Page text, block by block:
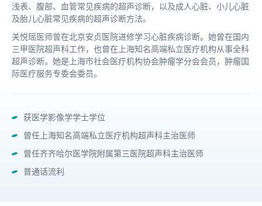
浅表、腹部、血管常见疾病的超声诊断，以及成人心脏、小儿心脏
及胎儿心脏常见疾病的超声诊断方法。
关悦瑶医师曾在北京安贞医院进修学习心脏疾病诊断。她曾在国内
三甲医院超声科工作，也曾在上海知名高端私立医疗机构从事全科
超声诊断。她是上海市社会医疗机构协会肿瘤学分会会员，肿瘤国
际医疗服务专委会委员。
获医学影像学学士学位
曾任上海知名高端私立医疗机构超声科主治医师
曾任齐齐哈尔医学院附属第三医院超声科主治医师
普通话流利